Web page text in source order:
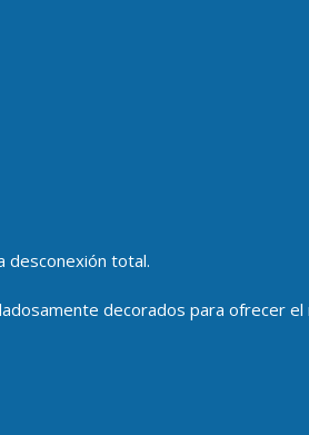
desconexión total.
decorados para ofrecer el